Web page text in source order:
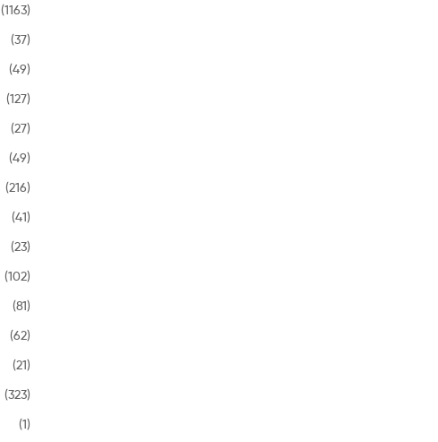
(1163)
(37)
(49)
(127)
(27)
(49)
(216)
(41)
(23)
(102)
(81)
(62)
(21)
(323)
(1)